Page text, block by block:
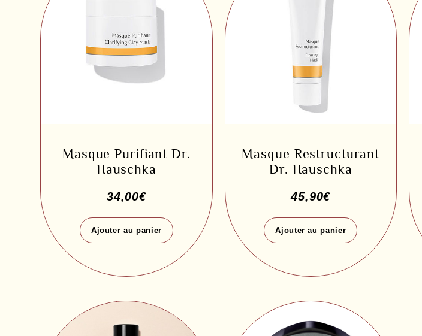
Masque Purifiant Dr.
Hauschka
34,00€
Ajouter au panier
Masque Restructurant
Dr. Hauschka
45,90€
Ajouter au panier